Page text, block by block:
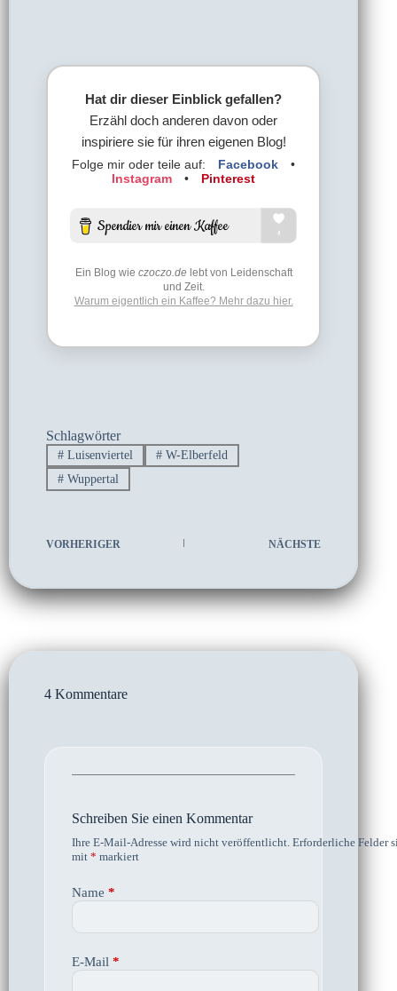
Hat dir dieser Einblick gefallen?
Erzähl doch anderen davon oder
inspiriere sie für ihren eigenen Blog!
Folge mir oder teile auf: Facebook
•
Instagram
• Pinterest
Ein Blog wie czoczo.delebt von Leidenschaft
und Zeit.
Warum eigentlich ein Kaffee? Mehr dazu hier.
Schlagwörter
#Luisenviertel #W-Elberfeld
#Wuppertal
VORHERIGER NÄCHSTE
4 Kommentare
Schreiben Sie einen Kommentar
Ihre E-Mail-Adresse wird nicht veröffentlicht. Erforderliche Felder
mit * markiert
Name *
E-Mail *